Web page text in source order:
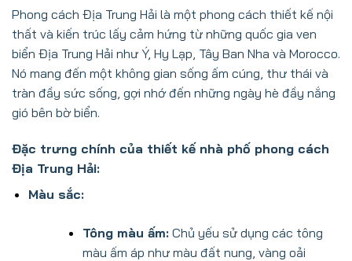
Phong cách Địa Trung Hải là một phong cách thiết kế nội
thất và kiến trúc lấy cảm hứng từ những quốc gia ven
biển Địa Trung Hải như Ý, Hy Lạp, Tây Ban Nha và Morocco.
Nó mang đến một không gian sống ấm cúng, thư thái và
tràn đầy sức sống, gợi nhớ đến những ngày hè đầy nắng
gió bên bờ biển.
Đặc trưng chính của thiết kế nhà phố phong cách
Địa Trung Hải:
Màu sắc:
Tông màu ấm:Chủ yếu sử dụng các tông
màu ấm áp như màu đất nung, vàng oải